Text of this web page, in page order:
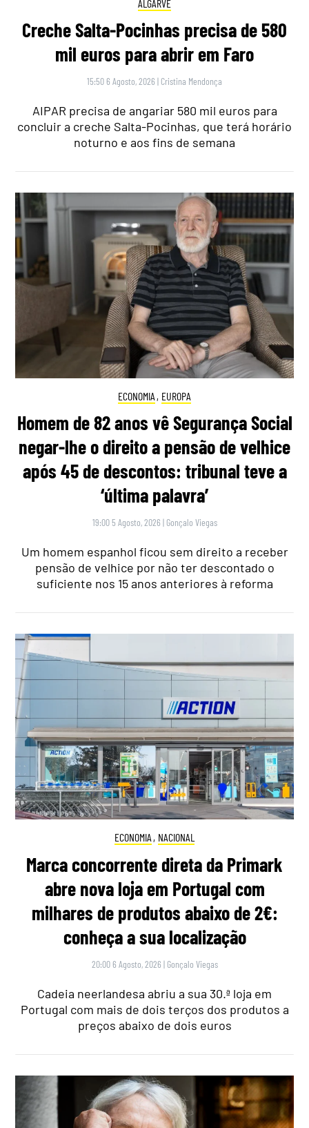
ALGARVE
Creche Salta-Pocinhas precisa de 580
mil euros para abrir em Faro
15:50 6 Agosto, 2026 | Cristina Mendonça
AIPAR precisa de angariar 580 mil euros para
concluir a creche Salta-Pocinhas, que terá horário
noturno e aos fins de semana
ECONOMIA , EUROPA
Homem de 82 anos vê Segurança Social
negar-lhe o direito a pensão de velhice
após 45 de descontos: tribunal teve a
‘última palavra’
19:00 5 Agosto, 2026 | Gonçalo Viegas
Um homem espanhol ficou sem direito a receber
pensão de velhice por não ter descontado o
suficiente nos 15 anos anteriores à reforma
ECONOMIA , NACIONAL
Marca concorrente direta da Primark
abre nova loja em Portugal com
milhares de produtos abaixo de 2€:
conheça a sua localização
20:00 6 Agosto, 2026 | Gonçalo Viegas
Cadeia neerlandesa abriu a sua 30.ª loja em
Portugal com mais de dois terços dos produtos a
preços abaixo de dois euros